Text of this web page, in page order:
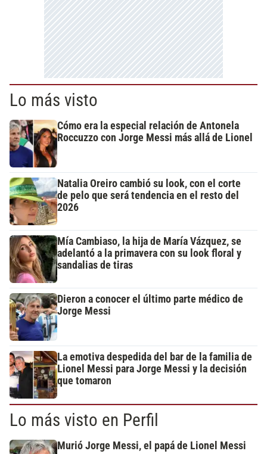
Lo más visto
Cómo era la especial relación de Antonela
Roccuzzo con Jorge Messi más allá de Lionel
Natalia Oreiro cambió su look, con el corte
de pelo que será tendencia en el resto del
2026
Mía Cambiaso, la hija de María Vázquez, se
adelantó a la primavera con su look floral y
sandalias de tiras
Dieron a conocer el último parte médico de
Jorge Messi
La emotiva despedida del bar de la familia de
Lionel Messi para Jorge Messi y la decisión
que tomaron
Lo más visto en Perfil
Murió Jorge Messi, el papá de Lionel Messi